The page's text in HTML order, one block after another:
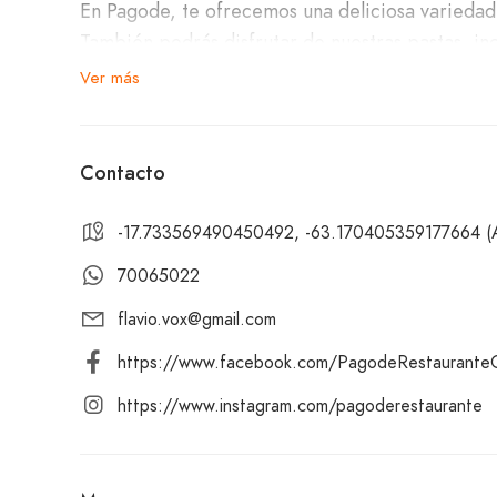
En Pagode, te ofrecemos una deliciosa
También podrás disfrutar de nuestras pastas,
schnitzel, ideal para quienes buscan una
Nuestro ambiente es cálido y acogedor,
Ver más
Contacto
-17.733569490450492, -63.170405359177664
70065022
flavio.vox@gmail.com
https://www.facebook.com/
https://www.instagram.com/pagoderestaurante